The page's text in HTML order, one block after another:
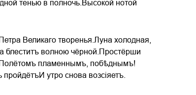
тенью в полночь.Высокой нотой
Великаго творенья.Луна холодная,
блеститъ волною чёрной.Простёрши
пламеннымъ, побѣднымъ!
утро снова возсіяетъ.